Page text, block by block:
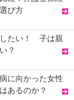
び方
したい！ 子は親
？
に向かった女性
あるのか？